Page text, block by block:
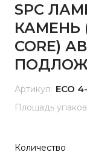
SPC
КАМЕНЬ
CORE)
Артикул: ЕСО
Площадь
Количество